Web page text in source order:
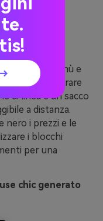
crema su
pasticceria.
su menù e
senza sembrare
di linea e un sacco
a distanza.
nero i prezzi e le
i blocchi
per una
chic generato